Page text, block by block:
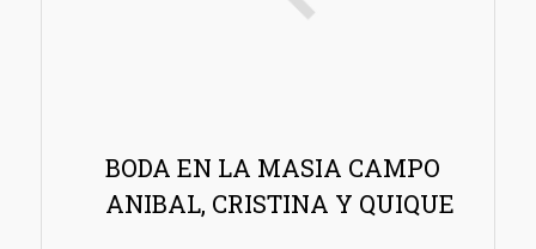
BODA EN LA MASIA CAMPO
ANIBAL, CRISTINA Y QUIQUE